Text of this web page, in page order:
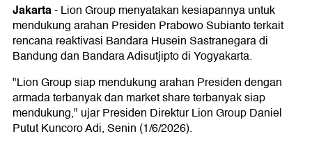
Jakarta-Lion Group menyatakan kesiapannya untuk
mendukung arahan Presiden Prabowo Subianto terkait
rencana reaktivasi Bandara Husein Sastranegara di
Bandung dan Bandara Adisutjipto di Yogyakarta.
"Lion Group siap mendukung arahan Presiden dengan
armada terbanyak dan market share terbanyak siap
mendukung," ujar Presiden Direktur Lion Group Daniel
Putut Kuncoro Adi, Senin (1/6/2026).